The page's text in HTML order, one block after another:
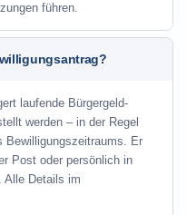
führen.
laufende Bürgergeld-
werden – in der Regel
Bewilligungszeitraums. Er
Post oder persönlich in
Alle Details im